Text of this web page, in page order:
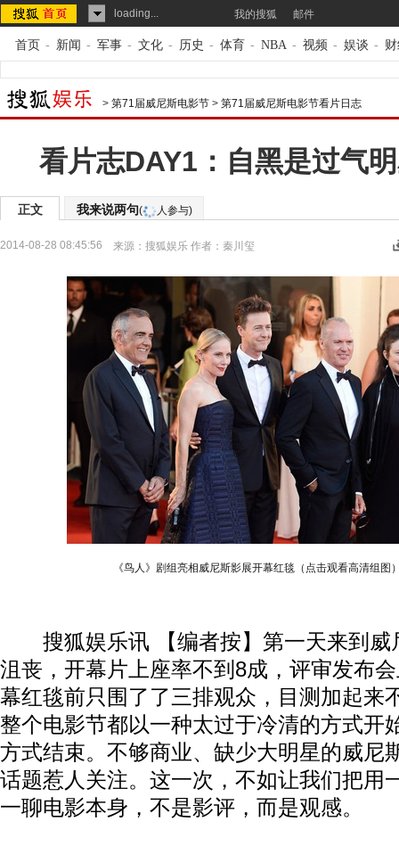
loading... 我的搜狐 邮件
首页 - 新闻 - 军事 - 文化 - 历史 - 体育 - NBA - 视频 - 娱谈 -
> 第71届威尼斯电影节 > 第71届威尼斯电影节看片日志
看片志DAY1：自黑是过气
正文 我来说两句( 人参与)
2014-08-28 08:45:56 来源： 搜狐娱乐 作者：秦川玺
《鸟人》剧组亮相威尼斯影展开幕红毯（点击观看高清组图
搜狐娱乐讯 【编者按】第一天来到威
沮丧，开幕片上座率不到8成，评审发布
幕红毯前只围了了三排观众，目测加起
整个电影节都以一种太过于冷清的方式开
方式结束。不够商业、缺少大明星的威尼
话题惹人关注。这一次，不如让我们把用
一聊电影本身，不是影评，而是观感。